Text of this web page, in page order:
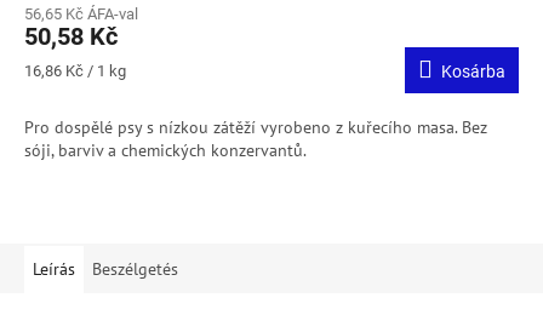
56,65 Kč ÁFA-val
50,58 Kč
Egységár:
16,86 Kč / 1 kg Kosárba
Pro dospělé psy s nízkou zátěží vyrobeno z kuřecího masa. Bez
sóji, barviv a chemických konzervantů.
Leírás Beszélgetés